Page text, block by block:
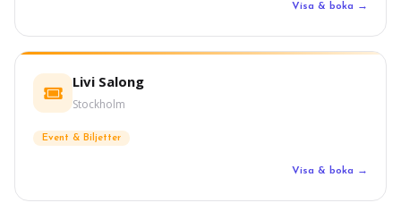
Visa & boka →
Livi Salong
Stockholm
Event & Biljetter
Visa & boka →